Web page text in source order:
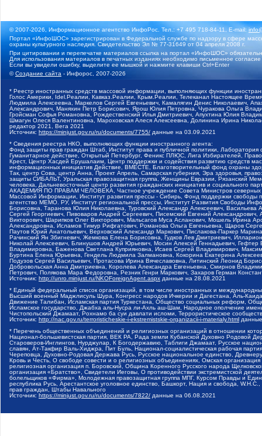
© 2007-2026, Информационное агентство ИнфоРос. Тел.: +7 495 718-84-11, E-mail:
Портал «ИнфоШОС» зарегистрирован в Федеральной службе по надзору в сфере
охраны культурного наследия. Свидетельство Эл № 77-31649 от 04 апреля 2008 г.
При цитировании и перепечатке материалов ссылка на портал «ИнфоШОС»
Для использования материалов в печатных изданиях необходимо письменное
Если вы увидели ошибку, выделите ее мышкой и нажмите клавиши Ctrl+Enter
©Создание сайта - Инфорос, 2007-2026
* Реестр иностранных средств массовой информации, выполняющих функции
Голос Америки, Idel.Реалии, Кавказ.Реалии, Крым.Реалии, Телеканал Настоящее
Людмила Алексеевна, Маркелов Сергей Евгеньевич, Камалягин Денис Николаевич,
Александрович, Маняхин Петр Борисович, Ярош Юлия Петровна, Чуракова Ольга
Гройсман Софья Романовна, Рождественский Илья Дмитриевич, Апухтина Юлия
Шмагун Олеся Валентиновна, Мароховская Алеся Алексеевна, Долинина Ирина
редактор 2021, Вега 2021
Источник: https://minjust.gov.ru/ru/documents/7755/ данные на 03.09.2021
* Сведения реестра НКО, выполняющих функции иностранного агента:
Фонд защиты прав граждан Штаб, Институт права и публичной политики,
Гуманитарное действие, Открытый Петербург, Феникс ПЛЮС, Лига Избирателей,
Крест, Центр Хасдей Ерушалаим, Центр поддержки и содействия развитию средств
информационных инициатив Действие, ВМЕСТЕ, Благотворительный фонд охраны
Так, центр Сова, центр Анна, Проект Апрель, Самарская губерния, Эра здоровья,
защиты СИБАЛЬТ, Уральская правозащитная группа, Женщины Евразии, Рязанский
человека, Дальневосточный центр развития гражданских инициатив и социального
АКАДЕМИЯ ПО ПРАВАМ ЧЕЛОВЕКА, Частное учреждение Совета Министров северных
Массовой Информации, Институт развития прессы - Сибирь, Фонд поддержки
агентство МЕМО. РУ, Институт региональной прессы, Институт Развития Свободы
Борисовна, Таранова Юлия Николаевна, Туровский Александр Алексеевич,
Сергей Георгиевич, Пивоваров Андрей Сергеевич, Писемский Евгений
Викторович, Шарипков Олег Викторович, Мальсагов Муса Асланович, Мошель Ирина
Александровна, Исламов Тимур Рифгатович, Романова Ольга Евгеньевна, Щаров
Паутов Юрий Анатольевич, Верховский Александр Маркович, Пислакова-Паркер
Рачинский Ян Збигневич, Жемкова Елена Борисовна, Гудков Лев Дмитриевич,
Николай Алексеевич, Блинушов Андрей Юрьевич, Мосин Алексей Геннадьевич,
Владимировна, Баженова Светлана Куприяновна, Исаев Сергей Владимирович,
Буртина Елена Юрьевна, Гендель Людмила Залмановна, Кокорина Екатерина
Подузов Сергей Васильевич, Протасова Ирина Вячеславовна, Литинский Леонид
Добровольская Анна Дмитриевна, Королева Александра Евгеньевна, Смирнов
Петрович, Полякова Мара Федоровна, Резник Генри Маркович, Захаров Герман
Источник: http://unro.minjust.ru/NKOForeignAgent.aspx данные на 28.08.2021
* Единый федеральный список организаций, в том числе иностранных и
Высший военный Маджлисуль Шура, Конгресс народов Ичкерии и Дагестана, Аль-
Движение Талибан, Исламская партия Туркестана, Общество социальных реформ,
Исламское государство, Джабха аль-Нусра ли-Ахль аш-Шам, Народное ополчение
Чистопольский Джамаат, Рохнамо ба суи давлати исломи, Террористическое
Источник: http://nac.gov.ru/terroristicheskie-i-ekstremistskie-organizacii-i-materialy.html
* Перечень общественных объединений и религиозных организаций в отношении
Национал-большевистская партия, ВЕК РА, Рада земли Кубанской Духовно Родовой
Староверов-Инглингов, Нурджулар, К Богодержавию, Таблиги Джамаат, Русское
славян, Ат-Такфир Валь-Хиджра, Пит Буль, Национал-социалистическая рабочая
Череповца, Духовно-Родовая Держава Русь, Русское национальное единство,
Кровь и Честь, О свободе совести и о религиозных объединениях, Омская
религиозная организация п. Боровский, Община Коренного Русского народа
организация «Братство», Свидетели Иеговы, О противодействии экстремистской
болельщиков «Фирма», Молодежная правозащитная группа МПГ, Курсом Правды и
республика Русь, Арестантское уголовное единство, Башкорт, Нация и свобода,
прав граждан, Штабы Навального
Источник: https://minjust.gov.ru/ru/documents/7822/ данные на 06.08.2021